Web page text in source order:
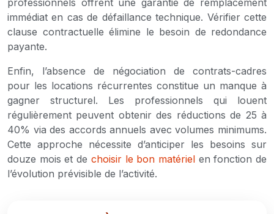
professionnels offrent une garantie de remplacement
immédiat en cas de défaillance technique. Vérifier cette
clause contractuelle élimine le besoin de redondance
payante.
Enfin, l’absence de négociation de contrats-cadres
pour les locations récurrentes constitue un manque à
gagner structurel. Les professionnels qui louent
régulièrement peuvent obtenir des réductions de 25 à
40% via des accords annuels avec volumes minimums.
Cette approche nécessite d’anticiper les besoins sur
douze mois et de choisir le bon matérielen fonction de
l’évolution prévisible de l’activité.